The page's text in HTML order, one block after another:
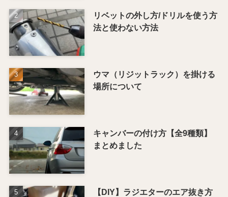
リベットの外し方/ドリルを使う方
法と使わない方法
ウマ（リジットラック）を掛ける
場所について
キャンバーの付け方【全9種類】
まとめました
【DIY】ラジエターのエア抜き方